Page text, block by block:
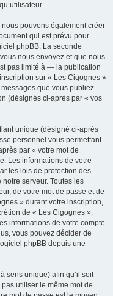
pouvons également créer
qui est prévu pour
phpBB. La seconde
nous envoyez et que nous
pas limité à — la publication
sur « Les Cigognes »
que vous publiez
(désignés ci-après par « vos
unique (désigné ci-après
personnel vous permettant
par « votre mot de
Les informations de votre
les lois de protection des
serveur. Toutes les
de votre mot de passe et de
» durant votre inscription,
de « Les Cigognes ».
informations de votre compte
vous pouvez décider de
phpBB depuis une
sens unique) afin qu’il soit
utiliser le même mot de